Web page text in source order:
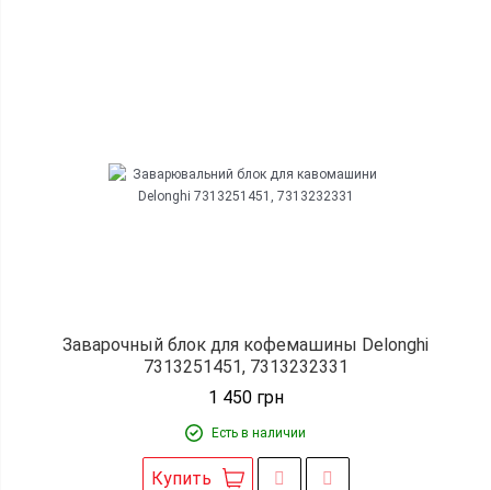
Заварочный блок для кофемашины Delonghi
7313251451, 7313232331
1 450грн
Есть в наличии
Купить